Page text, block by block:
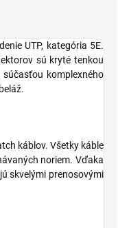
UTP, kategória 5E.
sú kryté tenkou
komplexného
káblov. Všetky káble
noriem. Vďaka
skvelými prenosovými